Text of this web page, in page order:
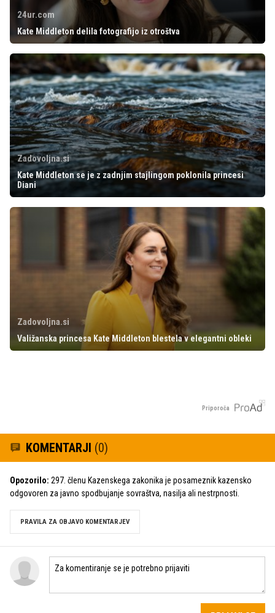
24ur.com
Kate Middleton delila fotografijo iz otroštva
Zadovoljna.si
Kate Middleton se je z zadnjim stajlingom poklonila princesi
Diani
Zadovoljna.si
Valižanska princesa Kate Middleton blestela v elegantni obleki
Priporoča
KOMENTARJI (0)
Opozorilo: 297. členu Kazenskega zakonika je posameznik kazensko
odgovoren za javno spodbujanje sovraštva, nasilja ali nestrpnosti.
PRAVILA ZA OBJAVO KOMENTARJEV